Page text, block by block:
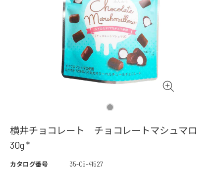
横井チョコレート チョコレートマシュマロ
30g *
カタログ番号
35-05-41527